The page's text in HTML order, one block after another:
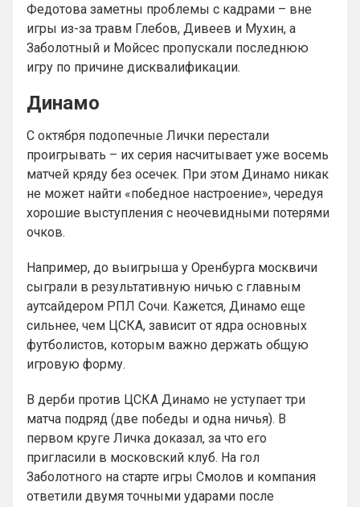
Федотова заметны проблемы с кадрами – вне
игры из-за травм Глебов, Дивеев и Мухин, а
Заболотный и Мойсес пропускали последнюю
игру по причине дисквалификации.
Динамо
С октября подопечные Лички перестали
проигрывать – их серия насчитывает уже восемь
матчей кряду без осечек. При этом Динамо никак
не может найти «победное настроение», чередуя
хорошие выступления с неочевидными потерями
очков.
Например, до выигрыша у Оренбурга москвичи
сыграли в результативную ничью с главным
аутсайдером РПЛ Сочи. Кажется, Динамо еще
сильнее, чем ЦСКА, зависит от ядра основных
футболистов, которым важно держать общую
игровую форму.
В дерби против ЦСКА Динамо не уступает три
матча подряд (две победы и одна ничья). В
первом круге Личка доказал, за что его
пригласили в московский клуб. На гол
Заболотного на старте игры Смолов и компания
ответили двумя точными ударами после